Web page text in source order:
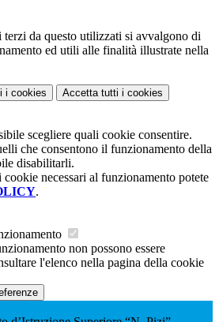
da questo utilizzati si avvalgono di
ed utili alle finalità illustrate nella
i cookies Accetta tutti i cookies
scegliere quali cookie consentire.
che consentono il funzionamento della
disabilitarli.
necessari al funzionamento potete
.
non possono essere
l'elenco nella pagina della cookie